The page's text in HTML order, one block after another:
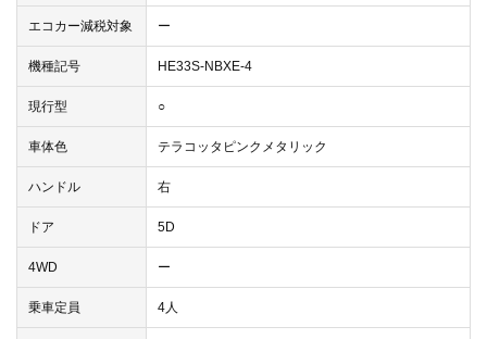
エコカー減税対象 ー
機種記号 HE33S-NBXE-4
現行型 ○
車体色 テラコッタピンクメタリック
ハンドル 右
ドア 5D
4WD ー
乗車定員 4人